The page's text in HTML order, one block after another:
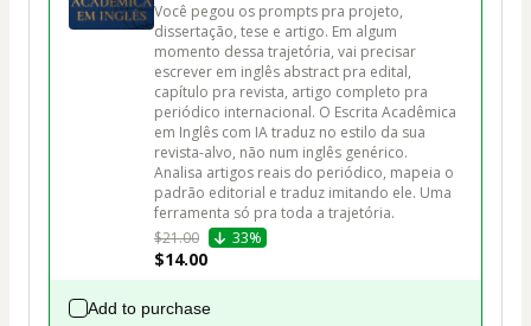
Você pegou os prompts pra projeto,
dissertação, tese e artigo. Em algum
momento dessa trajetória, vai precisar
escrever em inglês abstract pra edital,
capítulo pra revista, artigo completo pra
periódico internacional. O Escrita Acadêmica
em Inglês com IA traduz no estilo da sua
revista-alvo, não num inglês genérico.
Analisa artigos reais do periódico, mapeia o
padrão editorial e traduz imitando ele. Uma
ferramenta só pra toda a trajetória.
$21.00
33%
$14.00
Add to purchase